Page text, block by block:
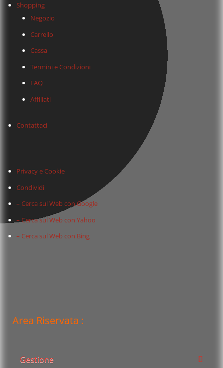
Shopping
Negozio
Carrello
Cassa
Termini e Condizioni
FAQ
Affiliati
Contattaci
Privacy e Cookie
Condividi
– Cerca sul Web con Google
– Cerca sul Web con Yahoo
– Cerca sul Web con Bing
Area Riservata :
Gestione